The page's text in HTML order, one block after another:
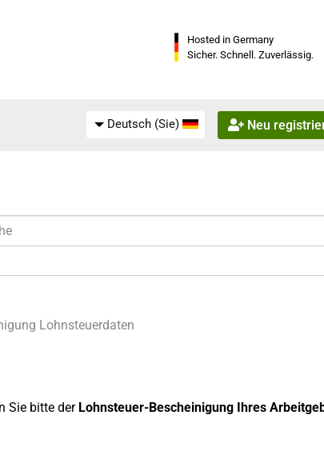
Hosted in Germany
Sicher. Schnell. Zuverlässig.
Deutsch (Sie) Neu
Lohnsteuerdaten
Sie bitte der Lohnsteuer-Bescheinigung Ihres